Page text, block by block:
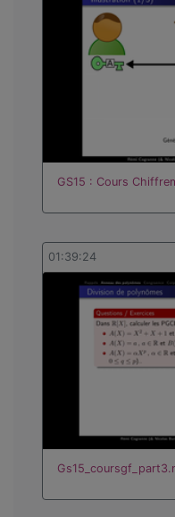
GS15 : Cours
01:39:24